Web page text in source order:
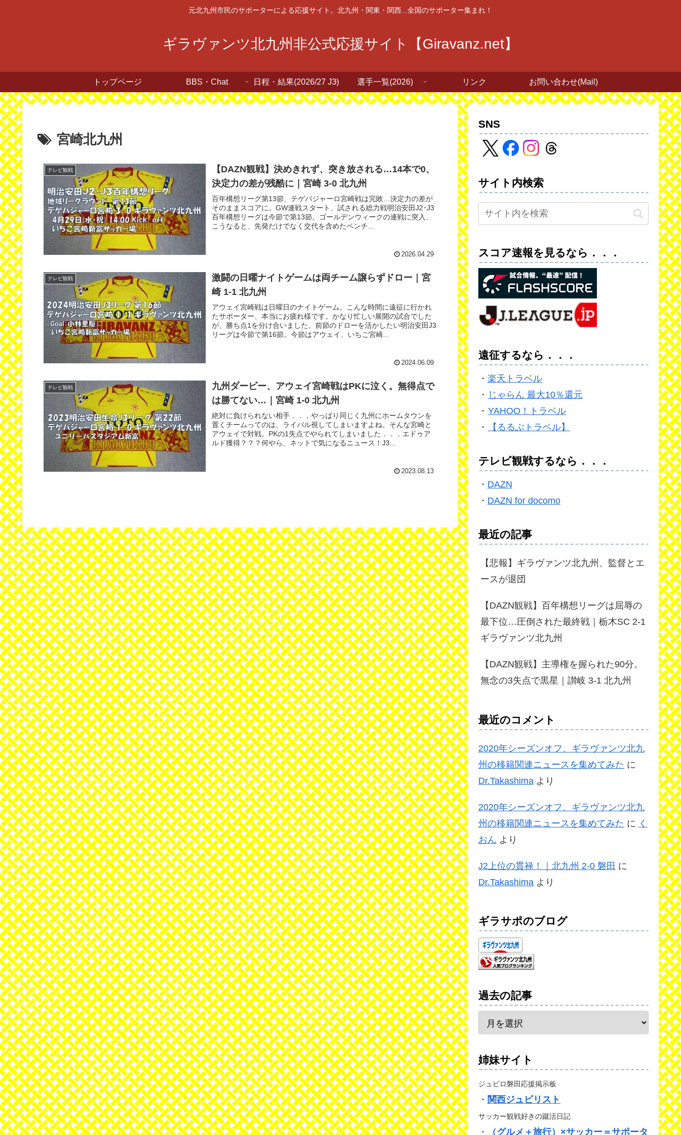
元北九州市民のサポーターによる応援サイト。北九州・関東・関西...全国のサポーター集まれ！
ギラヴァンツ北九州非公式応援サイト【Giravanz.net】
トップページ BBS・Chat 日程・結果(2026/27 J3) 選手一覧(2026) リンク お問い合わせ(Mail)
宮崎北九州
テレビ観戦
【DAZN観戦】決めきれず、突き放される…14本で0、
決定力の差が残酷に｜宮崎 3-0 北九州
百年構想リーグ第13節、テゲバジャーロ宮崎戦は完敗…決定力の差が
そのままスコアに。GW連戦スタート、試される総力戦明治安田J2･J3
百年構想リーグは今節で第13節。ゴールデンウィークの連戦に突入、
こうなると、先発だけでなく交代を含めたベンチ...
2026.04.29
テレビ観戦
激闘の日曜ナイトゲームは両チーム譲らずドロー｜宮
崎 1-1 北九州
アウェイ宮崎戦は日曜日のナイトゲーム。こんな時間に遠征に行かれ
たサポーター、本当にお疲れ様です。かなり忙しい展開の試合でした
が、勝ち点1を分け合いました。前節のドローを活かしたい明治安田J3
リーグは今節で第16節。今節はアウェイ、いちご宮崎...
2024.06.09
テレビ観戦
九州ダービー、アウェイ宮崎戦はPKに泣く。無得点で
は勝てない…｜宮崎 1-0 北九州
絶対に負けられない相手．．．やっぱり同じく九州にホームタウンを
置くチームってのは、ライバル視してしまいますよね。そんな宮崎と
アウェイで対戦。PKの1失点でやられてしまいました．．．エドゥア
ルド獲得？？？何やら、ネットで気になるニュース！J3...
2023.08.13
SNS
サイト内検索
スコア速報を見るなら．．．
遠征するなら．．．
・ 楽天トラベル
・ じゃらん 最大10％還元
・ YAHOO！トラベル
・
【るるぶトラベル】
テレビ観戦するなら．．．
・ DAZN
・ DAZN for docomo
最近の記事
【悲報】ギラヴァンツ北九州、監督とエ
ースが退団
【DAZN観戦】百年構想リーグは屈辱の
最下位…圧倒された最終戦｜栃木SC 2-1
ギラヴァンツ北九州
【DAZN観戦】主導権を握られた90分。
無念の3失点で黒星｜讃岐 3-1 北九州
最近のコメント
2020年シーズンオフ、ギラヴァンツ北九
州の移籍関連ニュースを集めてみた に
Dr.Takashima より
2020年シーズンオフ、ギラヴァンツ北九
州の移籍関連ニュースを集めてみた に く
おん より
J2上位の貫禄！｜北九州 2-0 磐田 に
Dr.Takashima より
ギラサポのブログ
過去の記事
姉妹サイト
ジュビロ磐田応援掲示板
・ 関西ジュビリスト
サッカー観戦好きの蹴活日記
・ （グルメ＋旅行）×サッカー＝サポータ